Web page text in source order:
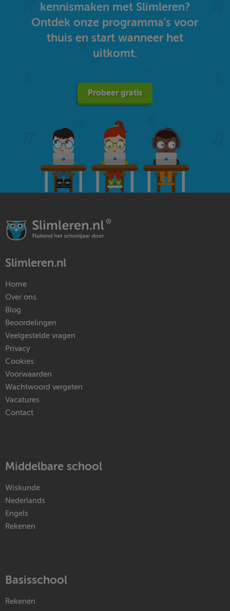
kennismaken met Slimleren?
Ontdek onze programma's voor
thuis en start wanneer het
uitkomt.
Probeer gratis
Slimleren.nl
Home
Over ons
Blog
Beoordelingen
Veelgestelde vragen
Privacy
Cookies
Voorwaarden
Wachtwoord vergeten
Vacatures
Contact
Middelbare school
Wiskunde
Nederlands
Engels
Rekenen
Basisschool
Rekenen